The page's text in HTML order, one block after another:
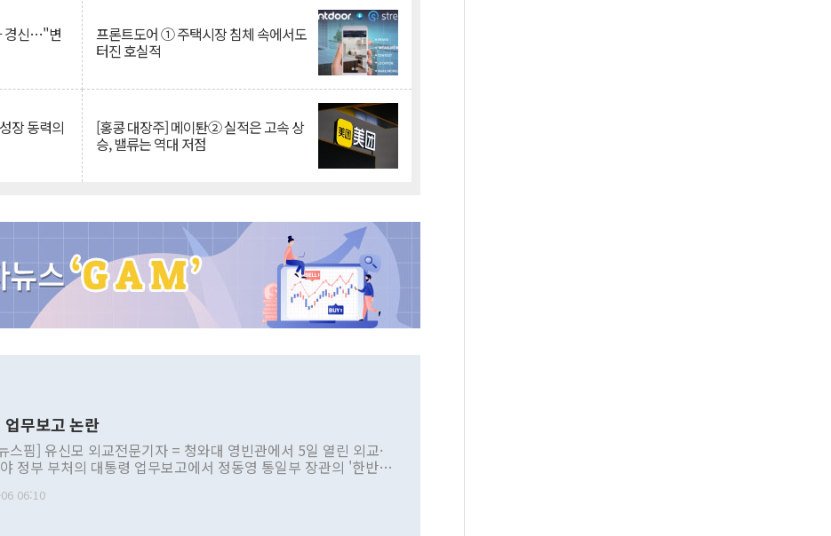
경신…"변 프론트도어 ① 주택시장 침체 속에서도
터진 호실적
장 동력의 [홍콩 대장주] 메이퇀② 실적은 고속 상
승, 밸류는 역대 저점
업무보고 논란
스핌] 유신모 외교전문기자 = 청와대 영빈관에서 5일 열린 외교·
정부 부처의 대통령 업무보고에서 정동영 통일부 장관의 '한반도
는 정부 내 조율을 거치지 않은 사안을 정책으로 추진하겠다고 공
06:10